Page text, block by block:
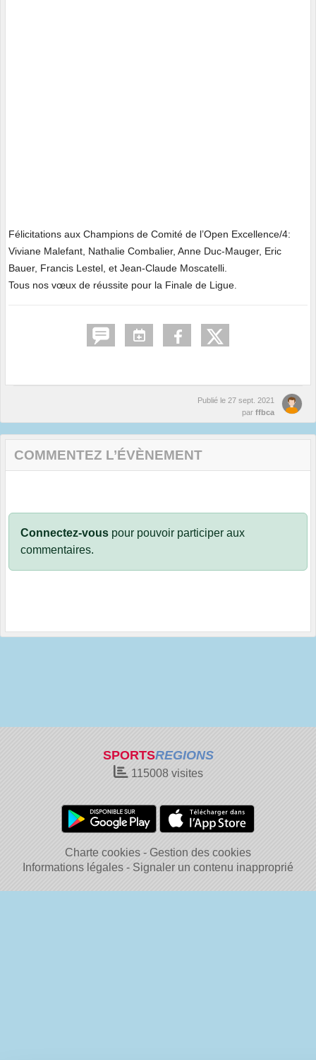
Félicitations aux Champions de Comité de l’Open Excellence/4:
Viviane Malefant, Nathalie Combalier, Anne Duc-Mauger, Eric
Bauer, Francis Lestel, et Jean-Claude Moscatelli.
Tous nos vœux de réussite pour la Finale de Ligue.
Publié le 27 sept. 2021
par ffbca
COMMENTEZ L’ÉVÈNEMENT
Connectez-vous pour pouvoir participer aux
commentaires.
SPORTSREGIONS
115008 visites
Charte cookies
Gestion des cookies
Informations légales
Signaler un contenu inapproprié